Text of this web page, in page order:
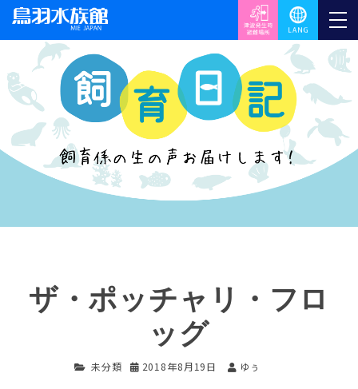
ザ・ポッチャリ・フロ
ッグ
未分類 2018年8月19日 ゆぅ